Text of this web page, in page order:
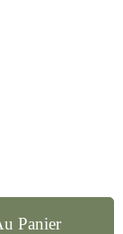
Panier